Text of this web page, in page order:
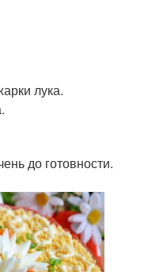
лука.
до готовности.